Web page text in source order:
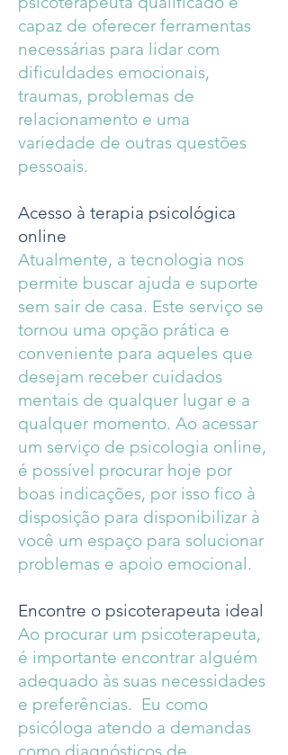
capaz de oferecer ferramentas
necessárias para lidar com
dificuldades emocionais,
traumas, problemas de
relacionamento e uma
variedade de outras questões
pessoais.
Acesso à terapia psicológica
online
Atualmente, a tecnologia nos
permite buscar ajuda e suporte
sem sair de casa. Este serviço se
tornou uma opção prática e
conveniente para aqueles que
desejam receber cuidados
mentais de qualquer lugar e a
qualquer momento. Ao acessar
um serviço de psicologia online,
é possível procurar hoje por
boas indicações, por isso fico à
disposição para disponibilizar à
você um espaço para solucionar
problemas e apoio emocional.
Encontre o psicoterapeuta ideal
Ao procurar um psicoterapeuta,
é importante encontrar alguém
adequado às suas necessidades
e preferências. Eu como
psicóloga atendo a demandas